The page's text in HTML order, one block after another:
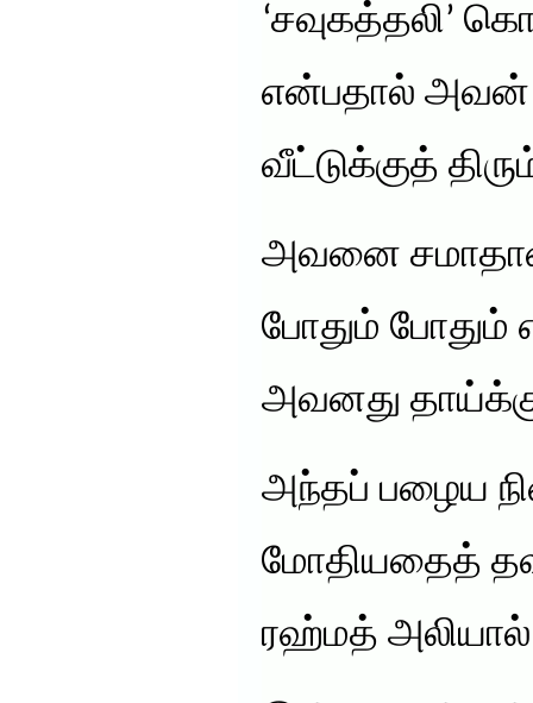
‘சவுகத்தலி’
என்பதால் அவன்
வீட்டுக்குத்
அவனை
போதும் போதும்
அவனது
அந்தப் பழைய
மோதியதைத்
ரஹ்மத்